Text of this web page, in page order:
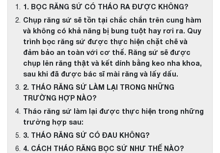
1. BỌC RĂNG SỨ CÓ THÁO RA ĐƯỢC KHÔNG?
Chụp răng sứ sẽ tồn tại chắc chắn trên cung hàm
và không có khả năng bị bung tuột hay rơi ra. Quy
trình bọc răng sứ được thực hiện chặt chẽ và
đảm bảo an toàn với cơ thể. Răng sứ sẽ được
chụp lên răng thật và kết dính bằng keo nha khoa,
sau khi đã được bác sĩ mài răng và lấy dấu.
2. THÁO RĂNG SỨ LÀM LẠI TRONG NHỮNG
TRƯỜNG HỢP NÀO?
Tháo răng sứ làm lại được thực hiện trong những
trường hợp sau:
3. THÁO RĂNG SỨ CÓ ĐAU KHÔNG?
4. CÁCH THÁO RĂNG BỌC SỨ NHƯ THẾ NÀO?